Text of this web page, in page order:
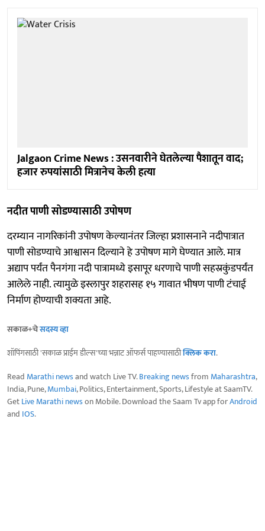
Jalgaon Crime News : उसनवारीने घेतलेल्या पैशातून वाद;
हजार रुपयांसाठी मित्रानेच केली हत्या
नदीत पाणी सोडण्यासाठी उपोषण
दरम्यान नागरिकांनी उपोषण केल्यानंतर जिल्हा प्रशासनाने नदीपात्रात
पाणी सोडण्याचे आश्वासन दिल्याने हे उपोषण मागे घेण्यात आले. मात्र
अद्याप पर्यंत पैनगंगा नदी पात्रामध्ये इसापूर धरणाचे पाणी सहस्रकुंडपर्यंत
आलेले नाही. त्यामुळे इस्लापुर शहरासह १५ गावात भीषण पाणी टंचाई
निर्माण होण्याची शक्यता आहे.
सकाळ+चेसदस्य व्हा
शॉपिंगसाठी 'सकाळ प्राईम डील्स'च्या भन्नाट ऑफर्स पाहण्यासाठीक्लिक करा.
Read Marathi newsand watch Live TV.Breaking newsfrom Maharashtra,
India, Pune,Mumbai, Politics, Entertainment, Sports, Lifestyle at SaamTV.
GetLive Marathi newson Mobile. Download the Saam Tv app forAndroid
and IOS.